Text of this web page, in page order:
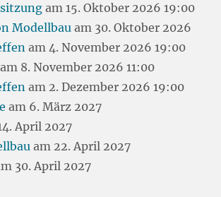
am 15. Oktober 2026 19:00
Modellbauam 30. Oktober 2026
am 4. November 2026 19:00
am 8. November 2026 11:00
am 2. Dezember 2026 19:00
am 6. März 2027
April 2027
am 22. April 2027
30. April 2027